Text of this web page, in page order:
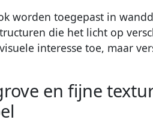
worden toegepast in
die het licht op
interesse toe, maar
en fijne